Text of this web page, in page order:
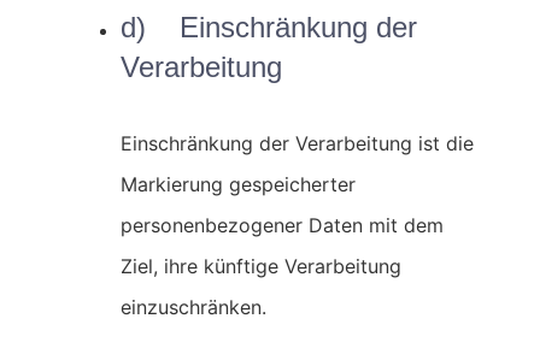
d) Einschränkung der
Verarbeitung
Einschränkung der Verarbeitung ist die
Markierung gespeicherter
personenbezogener Daten mit dem
Ziel, ihre künftige Verarbeitung
einzuschränken.